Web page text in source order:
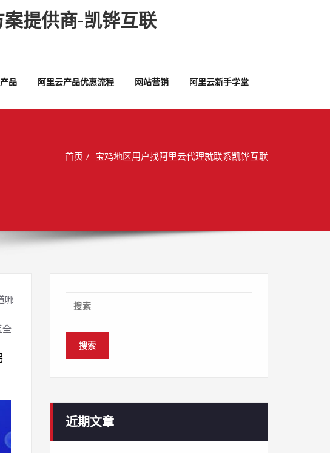
提供商-凯铧互联
品 阿里云产品优惠流程 网站营销 阿里云新手学堂
首页 宝鸡地区用户找阿里云代理就联系凯铧互联
哪
全
近期文章